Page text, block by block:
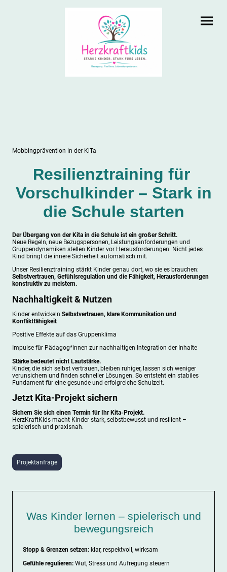
Mobbingprävention in der KiTa
Resilienztraining für
Vorschulkinder – Stark in
die Schule starten
Der Übergang von der Kita in die Schule ist ein großer Schritt.
Neue Regeln, neue Bezugspersonen, Leistungsanforderungen und
Gruppendynamiken stellen Kinder vor Herausforderungen. Nicht jedes
Kind bringt die innere Sicherheit automatisch mit.
Unser Resilienztraining stärkt Kinder genau dort, wo sie es brauchen:
Selbstvertrauen, Gefühlsregulation und die Fähigkeit, Herausforderungen
konstruktiv zu meistern.
Nachhaltigkeit & Nutzen
Kinder entwickeln Selbstvertrauen, klare Kommunikation und
Konfliktfähigkeit
Positive Effekte auf das Gruppenklima
Impulse für Pädagog*innen zur nachhaltigen Integration der Inhalte
Stärke bedeutet nicht Lautstärke.
Kinder, die sich selbst vertrauen, bleiben ruhiger, lassen sich weniger
verunsichern und finden schneller Lösungen. So entsteht ein stabiles
Fundament für eine gesunde und erfolgreiche Schulzeit.
Jetzt Kita-Projekt sichern
Sichern Sie sich einen Termin für Ihr Kita-Projekt.
HerzKraftKids macht Kinder stark, selbstbewusst und resilient –
spielerisch und praxisnah.
Projektanfrage
Was Kinder lernen – spielerisch und
bewegungsreich
Stopp & Grenzen setzen: klar, respektvoll, wirksam
Gefühle regulieren: Wut, Stress und Aufregung steuern